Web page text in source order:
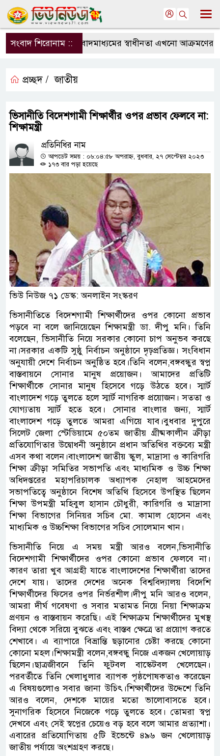
সংবাদ শিরোনাম ::সংবাদমাধ্যমের স্বাধীনতা এখনো আক্রমণের
প্রচ্ছদ / জাতীয়
ভিসানীতি বিদেশগামী শিক্ষার্থীর ওপর প্রভাব ফেলবে না:
শিক্ষামন্ত্রী
প্রতিনিধির নাম
আপডেট সময় : ০৬:০৪:৫৮ অপরাহ্ন, বুধবার, ২৭ সেপ্টেম্বর ২০২৩
১৭৩ বার পড়া হয়েছে
ভিউ নিউজ ৭১ ডেস্ক: অনলাইন সংস্করণ
ভিসানীতিতে বিদেশগামী শিক্ষার্থীদের ওপর কোনো প্রভাব
পড়বে না বলে জানিয়েছেন শিক্ষামন্ত্রী ডা. দীপু মনি। তিনি
বলেছেন, ভিসানীতি নিয়ে সরকার কোনো চাপ অনুভব করছে
না।সরকার একটি সুষ্ঠু নির্বাচন অনুষ্ঠানে দৃঢ়প্রতিজ্ঞ। সংবিধান
অনুযায়ী দেশে নির্বাচন অনুষ্ঠিত হবে।তিনি বলেন,বঙ্গবন্ধুর স্বপ্ন
বাস্তবায়নে সোনার মানুষ প্রয়োজন। আমাদের প্রতিটি
শিক্ষার্থীকে সোনার মানুষ হিসেবে গড়ে উঠতে হবে। স্মার্ট
বাংলাদেশ গড়ে তুলতে হলে স্মার্ট নাগরিক প্রয়োজন। সততা ও
যোগ্যতায় স্মার্ট হতে হবে। সোনার বাংলার জন্য, স্মার্ট
বাংলাদেশ গড়ে তুলতে আমরা এগিয়ে যাব।বুধবার দুপুরে
সিলেট জেলা স্টেডিয়ামে ৫০তম জাতীয় গ্রীষ্মকালীন ক্রীড়া
প্রতিযোগিতার উদ্বোধনী অনুষ্ঠানে প্রধান অতিথির বক্তব্যে মন্ত্রী
এসব কথা বলেন।বাংলাদেশ জাতীয় স্কুল, মাদ্রাসা ও কারিগরি
শিক্ষা ক্রীড়া সমিতির সভাপতি এবং মাধ্যমিক ও উচ্চ শিক্ষা
অধিদপ্তরের মহাপরিচালক অধ্যাপক নেহাল আহমেদের
সভাপতিত্বে অনুষ্ঠানে বিশেষ অতিথি হিসেবে উপস্থিত ছিলেন
শিক্ষা উপমন্ত্রী মহিবুল হাসান চৌধুরী, কারিগরি ও মাদ্রাসা
শিক্ষা বিভাগের সিনিয়র সচিব মো. কামাল হোসেন এবং
মাধ্যমিক ও উচ্চশিক্ষা বিভাগের সচিব সোলেমান খান।
ভিসানীতি নিয়ে এ সময় মন্ত্রী আরও বলেন,ভিসানীতি
বিদেশগামী শিক্ষার্থীদের ওপর কোনো প্রভাব ফেলবে না।
কারণ তারা খুব আগ্রহী যাতে বাংলাদেশের শিক্ষার্থীরা তাদের
দেশে যায়। তাদের দেশের অনেক বিশ্ববিদ্যালয় বিদেশি
শিক্ষার্থীদের ফিসের ওপর নির্ভরশীল।দীপু মনি আরও বলেন,
আমরা দীর্ঘ গবেষণা ও সবার মতামত নিয়ে নিয়া শিক্ষাক্রম
প্রণয়ন ও বাস্তবায়ন করেছি। এই শিক্ষাক্রম শিক্ষার্থীদের মুখস্থ
বিদ্যা থেকে সরিয়ে বুঝতে এবং বাস্তব ক্ষেত্রে তা প্রয়োগ করতে
শেখাবে। এ ব্যাপারে বিভ্রান্তি ছড়ানোর চেষ্টা করছে কোনো
কোনো মহল।শিক্ষামন্ত্রী বলেন,বঙ্গবন্ধু নিজে একজন খেলোয়াড়
ছিলেন।ছাত্রজীবনে তিনি ফুটবল বাস্কেটবল খেলেছেন।
পরবর্তীতে তিনি খেলাধুলার ব্যাপক পৃষ্ঠপোষকতাও করেছেন
এ বিষয়গুলোও সবার জানা উচিৎ।শিক্ষার্থীদের উদ্দেশে তিনি
আরও বলেন, দেশকে মায়ের মতো ভালোবাসতে হবে।
সুনাগরিক হিসেবে নিজেকে গড়ে তুলতে হবে। তোমরা স্বপ্ন
দেখবে এবং সেই স্বপ্নের চেয়েও বড় হবে বলে আমার প্রত্যাশা।
এবারের প্রতিযোগিতায় ৫টি ইভেন্টে ৪৯৬ জন খেলোয়াড়
জাতীয় পর্যায়ে অংশগ্রহণ করছে।